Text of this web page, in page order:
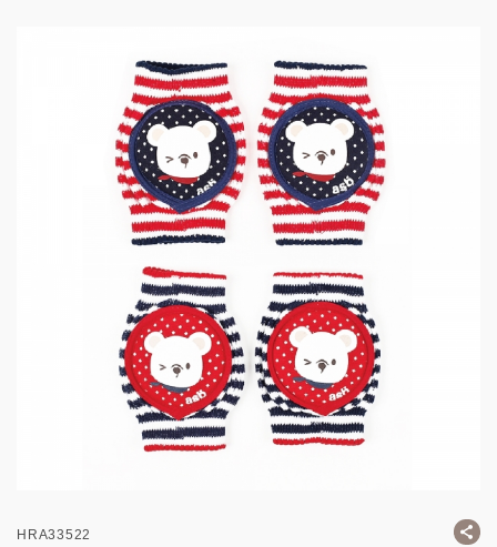
HRA33522